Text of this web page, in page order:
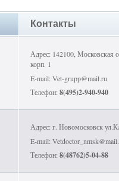
Контакты
Адрес: 142100, Московская
корп. 1
E-mail: Vet-grupp@mail.ru
Телефон:8(495)2-940-940
Адрес: г. Новомосковск
E-mail:
Телефон: 8(48762)5-04-88